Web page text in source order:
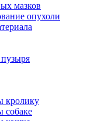
мазков
опухоли
кролику
собаке